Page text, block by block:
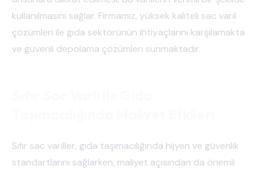
kullanılmasını sağlar. Firmamız, yüksek kaliteli sac varil
çözümleri ile gıda sektörünün ihtiyaçlarını karşılamakta
ve güvenli depolama çözümleri sunmaktadır.
Sıfır sac variller, gıda taşımacılığında hijyen ve güvenlik
standartlarını sağlarken, maliyet açısından da önemli